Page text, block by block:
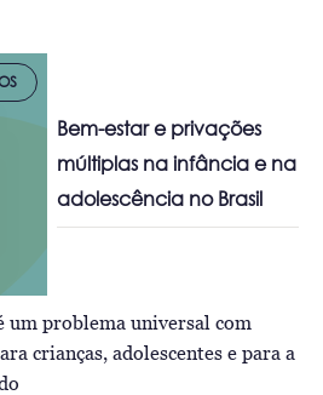
Bem-estar e privações
múltiplas na infância e na
adolescência no Brasil
um problema universal com
crianças, adolescentes e para a